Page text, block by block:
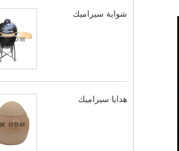
شواية سيراميك
هدايا سيراميك